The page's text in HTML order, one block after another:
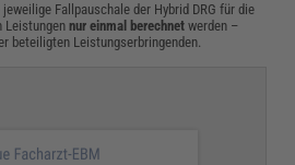
Fallpauschale der Hybrid DRG für die
Leistungennur einmal berechnet werden –
beteiligten Leistungserbringenden.